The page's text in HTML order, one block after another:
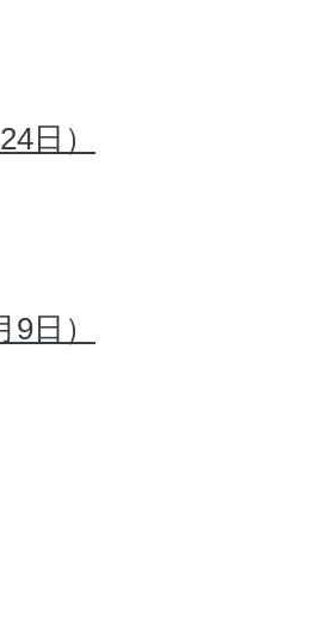
日）
日）